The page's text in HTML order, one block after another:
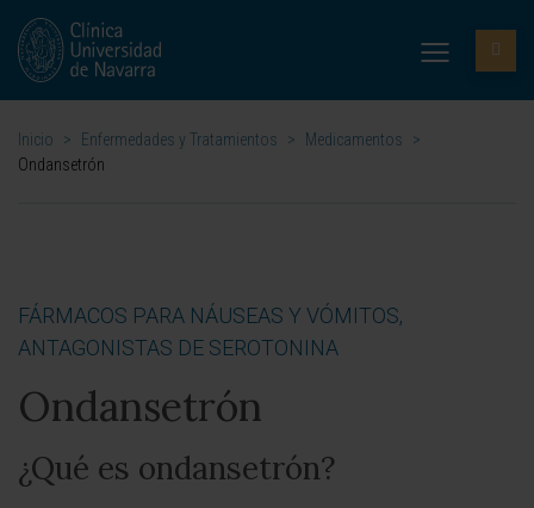
Inicio > Enfermedades y Tratamientos > Medicamentos
>
Ondansetrón
FÁRMACOS PARA NÁUSEAS Y VÓMITOS,
ANTAGONISTAS DE SEROTONINA
Ondansetrón
¿Qué es ondansetrón?